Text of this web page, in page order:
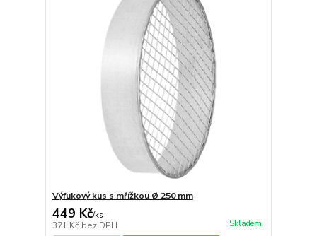
Výfukový kus s mřížkou Ø 250 mm
449 Kč/ks
371 Kč bez DPH Skladem